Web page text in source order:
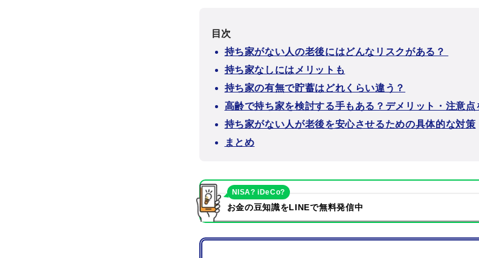
目次
持ち家がない人の老後にはどんなリスクがある？
持ち家なしにはメリットも
持ち家の有無で貯蓄はどれくらい違う？
高齢で持ち家を検討する手もある？デメリット・注意点
持ち家がない人が老後を安心させるための具体的な対策
まとめ
お金の豆知識をLINEで無料発信中
NISA? iDeCo?